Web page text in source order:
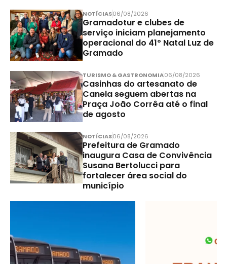
NOTÍCIAS06/08/2026
Gramadotur e clubes de
serviço iniciam planejamento
operacional do 41º Natal Luz de
Gramado
TURISMO & GASTRONOMIA06/08/2026
Casinhas do artesanato de
Canela seguem abertas na
Praça João Corrêa até o final
de agosto
NOTÍCIAS06/08/2026
Prefeitura de Gramado
inaugura Casa de Convivência
Susana Bertolucci para
fortalecer área social do
município